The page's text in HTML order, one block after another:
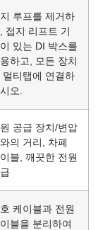
루프를 제거하
접지 리프트 기
있는 DI 박스를
하고, 모든 장치
멀티탭에 연결하
오.
공급 장치/변압
의 거리, 차폐
블, 깨끗한 전원
케이블과 전원
블을 분리하여